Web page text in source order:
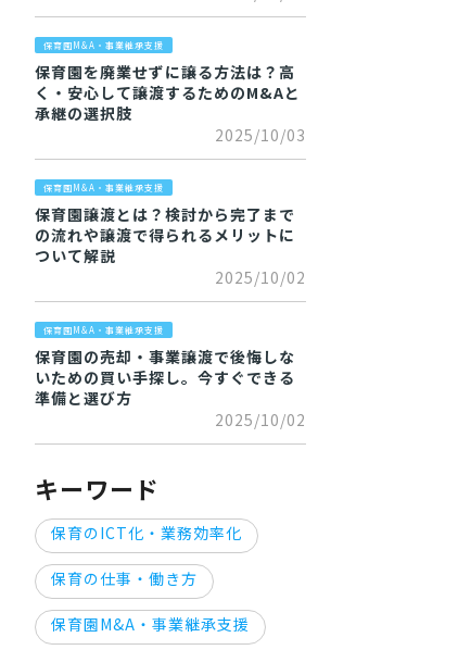
保育園M&A・事業継承支援
保育園を廃業せずに譲る方法は？高
く・安心して譲渡するためのM&Aと
承継の選択肢
2025/10/03
保育園M&A・事業継承支援
保育園譲渡とは？検討から完了まで
の流れや譲渡で得られるメリットに
ついて解説
2025/10/02
保育園M&A・事業継承支援
保育園の売却・事業譲渡で後悔しな
いための買い手探し。今すぐできる
準備と選び方
2025/10/02
キーワード
保育のICT化・業務効率化
保育の仕事・働き方
保育園M&A・事業継承支援